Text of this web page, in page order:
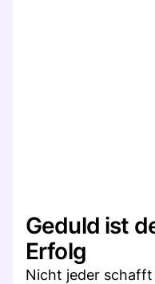
Geduld ist
Erfolg
Nicht jeder schafft